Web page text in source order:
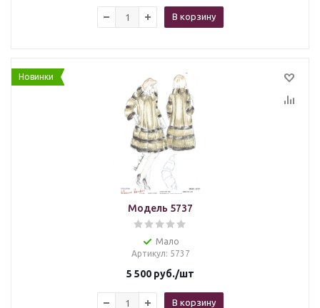
В корзину
Новинки
Модель 5737
Мало
Артикул: 5737
5 500 руб./шт
В корзину